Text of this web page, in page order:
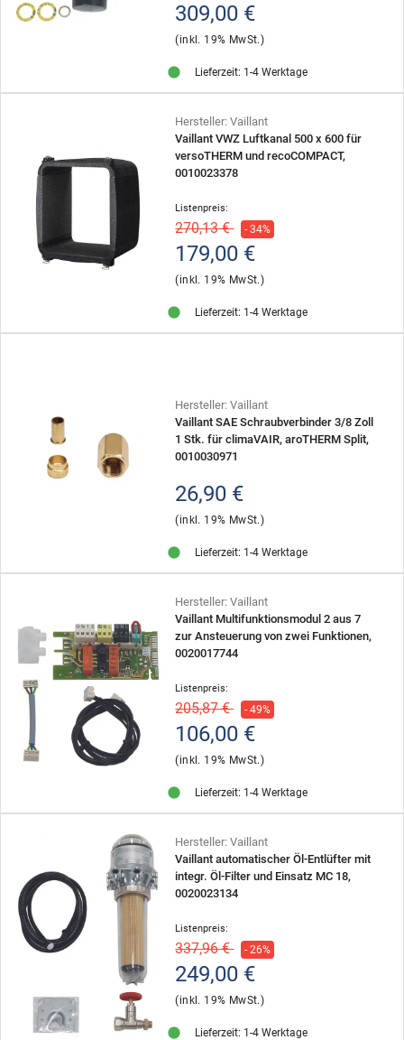
309,00 €
(inkl. 19% MwSt.)
Lieferzeit: 1-4 Werktage
Hersteller: Vaillant
Vaillant VWZ Luftkanal 500 x 600 für
versoTHERM und recoCOMPACT,
0010023378
Listenpreis:
270,13 € - 34%
179,00 €
(inkl. 19% MwSt.)
Lieferzeit: 1-4 Werktage
Hersteller: Vaillant
Vaillant SAE Schraubverbinder 3/8 Zoll
1 Stk. für climaVAIR, aroTHERM Split,
0010030971
26,90 €
(inkl. 19% MwSt.)
Lieferzeit: 1-4 Werktage
Hersteller: Vaillant
Vaillant Multifunktionsmodul 2 aus 7
zur Ansteuerung von zwei Funktionen,
0020017744
Listenpreis:
205,87 € - 49%
106,00 €
(inkl. 19% MwSt.)
Lieferzeit: 1-4 Werktage
Hersteller: Vaillant
Vaillant automatischer Öl-Entlüfter mit
integr. Öl-Filter und Einsatz MC 18,
0020023134
Listenpreis:
337,96 € - 26%
249,00 €
(inkl. 19% MwSt.)
Lieferzeit: 1-4 Werktage